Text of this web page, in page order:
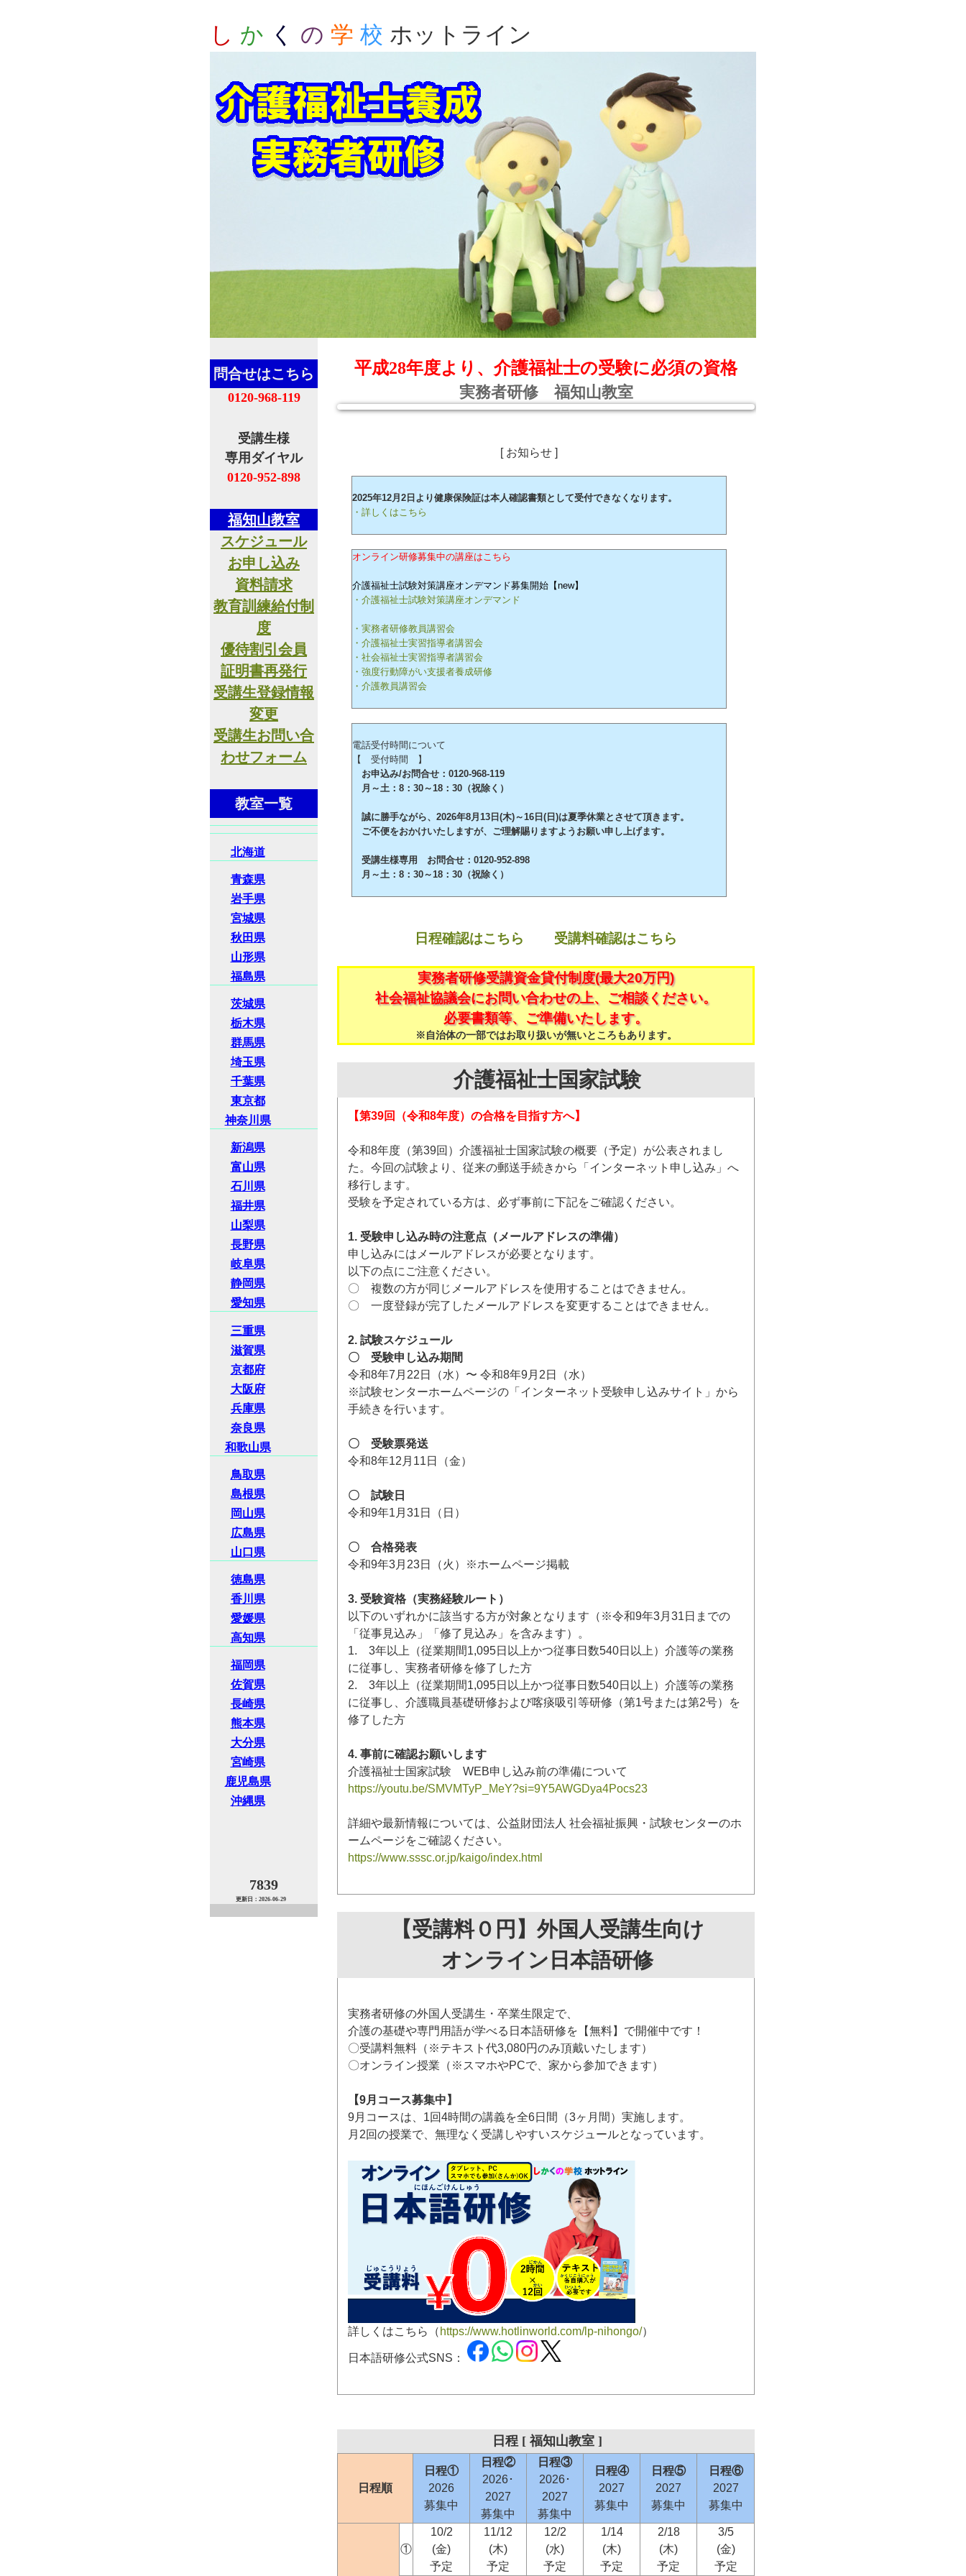
し か く の 学 校 ホットライン
平成28年度より、介護福祉士の受験に必須の資格
実務者研修 福知山教室
[ お知らせ ]
2025年12月2日より健康保険証は本人確認書類として受付できなくなります。
・詳しくはこちら
オンライン研修募集中の講座はこちら
介護福祉士試験対策講座オンデマンド募集開始【new】
・介護福祉士試験対策講座オンデマンド
・実務者研修教員講習会
・介護福祉士実習指導者講習会
・社会福祉士実習指導者講習会
・強度行動障がい支援者養成研修
・介護教員講習会
電話受付時間について
【 受付時間 】
お申込み/お問合せ：0120-968-119
月～土：8：30～18：30（祝除く）
誠に勝手ながら、2026年8月13日(木)～16日(日)は夏季休業とさせて頂きます。
ご不便をおかけいたしますが、ご理解賜りますようお願い申し上げます。
受講生様専用 お問合せ：0120-952-898
月～土：8：30～18：30（祝除く）
日程確認はこちら 受講料確認はこちら
実務者研修受講資金貸付制度(最大20万円)
社会福祉協議会にお問い合わせの上、ご相談ください。
必要書類等、ご準備いたします。
※自治体の一部ではお取り扱いが無いところもあります。
介護福祉士国家試験
【第39回（令和8年度）の合格を目指す方へ】
令和8年度（第39回）介護福祉士国家試験の概要（予定）が公表されまし
た。今回の試験より、従来の郵送手続きから「インターネット申し込み」へ
移行します。
受験を予定されている方は、必ず事前に下記をご確認ください。
1. 受験申し込み時の注意点（メールアドレスの準備）
申し込みにはメールアドレスが必要となります。
以下の点にご注意ください。
〇 複数の方が同じメールアドレスを使用することはできません。
〇 一度登録が完了したメールアドレスを変更することはできません。
2. 試験スケジュール
〇 受験申し込み期間
令和8年7月22日（水）〜 令和8年9月2日（水）
※試験センターホームページの「インターネット受験申し込みサイト」から
手続きを行います。
〇 受験票発送
令和8年12月11日（金）
〇 試験日
令和9年1月31日（日）
〇 合格発表
令和9年3月23日（火）※ホームページ掲載
3. 受験資格（実務経験ルート）
以下のいずれかに該当する方が対象となります（※令和9年3月31日までの
「従事見込み」「修了見込み」を含みます）。
1. 3年以上（従業期間1,095日以上かつ従事日数540日以上）介護等の業務
に従事し、実務者研修を修了した方
2. 3年以上（従業期間1,095日以上かつ従事日数540日以上）介護等の業務
に従事し、介護職員基礎研修および喀痰吸引等研修（第1号または第2号）を
修了した方
4. 事前に確認お願いします
介護福祉士国家試験 WEB申し込み前の準備について
https://youtu.be/SMVMTyP_MeY?si=9Y5AWGDya4Pocs23
詳細や最新情報については、公益財団法人 社会福祉振興・試験センターのホ
ームページをご確認ください。
https://www.sssc.or.jp/kaigo/index.html
【受講料０円】外国人受講生向け
オンライン日本語研修
実務者研修の外国人受講生・卒業生限定で、
介護の基礎や専門用語が学べる日本語研修を【無料】で開催中です！
〇受講料無料（※テキスト代3,080円のみ頂戴いたします）
〇オンライン授業（※スマホやPCで、家から参加できます）
【9月コース募集中】
9月コースは、1回4時間の講義を全6日間（3ヶ月間）実施します。
月2回の授業で、無理なく受講しやすいスケジュールとなっています。
詳しくはこちら（ https://www.hotlinworld.com/lp-nihongo/）
日本語研修公式SNS：
日程 [ 福知山教室 ]
日程順
日程①
2026
募集中
日程②
2026･
2027
募集中
日程③
2026･
2027
募集中
日程④
2027
募集中
日程⑤
2027
募集中
日程⑥
2027
募集中
①
10/2
(金)
予定
11/12
(木)
予定
12/2
(水)
予定
1/14
(木)
予定
2/18
(木)
予定
3/5
(金)
予定
問合せはこちら
0120-968-119
受講生様
専用ダイヤル
0120-952-898
福知山教室
スケジュール
お申し込み
資料請求
教育訓練給付制
度
優待割引会員
証明書再発行
受講生登録情報
変更
受講生お問い合
わせフォーム
教室一覧
北海道
青森県
岩手県
宮城県
秋田県
山形県
福島県
茨城県
栃木県
群馬県
埼玉県
千葉県
東京都
神奈川県
新潟県
富山県
石川県
福井県
山梨県
長野県
岐阜県
静岡県
愛知県
三重県
滋賀県
京都府
大阪府
兵庫県
奈良県
和歌山県
鳥取県
島根県
岡山県
広島県
山口県
徳島県
香川県
愛媛県
高知県
福岡県
佐賀県
長崎県
熊本県
大分県
宮崎県
鹿児島県
沖縄県
7839
更新日：2026-06-29